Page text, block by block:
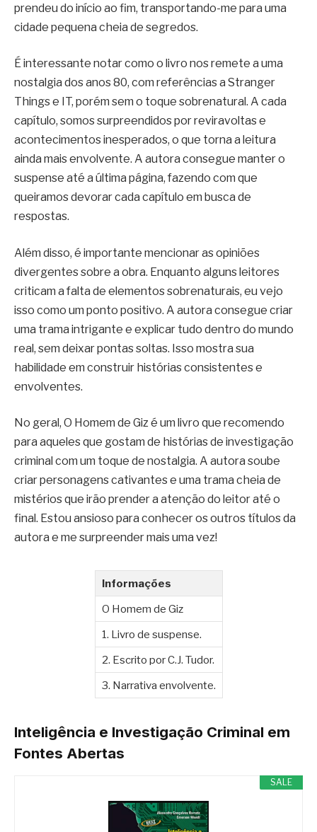
prendeu do início ao fim, transportando-me para uma
cidade pequena cheia de segredos.
É interessante notar como o livro nos remete a uma
nostalgia dos anos 80, com referências a Stranger
Things e IT, porém sem o toque sobrenatural. A cada
capítulo, somos surpreendidos por reviravoltas e
acontecimentos inesperados, o que torna a leitura
ainda mais envolvente. A autora consegue manter o
suspense até a última página, fazendo com que
queiramos devorar cada capítulo em busca de
respostas.
Além disso, é importante mencionar as opiniões
divergentes sobre a obra. Enquanto alguns leitores
criticam a falta de elementos sobrenaturais, eu vejo
isso como um ponto positivo. A autora consegue criar
uma trama intrigante e explicar tudo dentro do mundo
real, sem deixar pontas soltas. Isso mostra sua
habilidade em construir histórias consistentes e
envolventes.
No geral, O Homem de Giz é um livro que recomendo
para aqueles que gostam de histórias de investigação
criminal com um toque de nostalgia. A autora soube
criar personagens cativantes e uma trama cheia de
mistérios que irão prender a atenção do leitor até o
final. Estou ansioso para conhecer os outros títulos da
autora e me surpreender mais uma vez!
Informações
O Homem de Giz
1. Livro de suspense.
2. Escrito por C.J. Tudor.
3. Narrativa envolvente.
Inteligência e Investigação Criminal em
Fontes Abertas
SALE